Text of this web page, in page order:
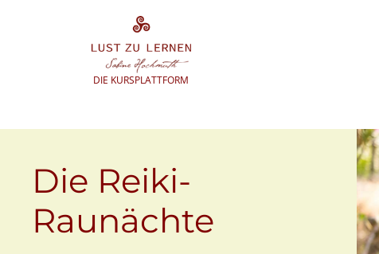
DIE KURSPLATTFORM
Die Reiki-
Raunächte